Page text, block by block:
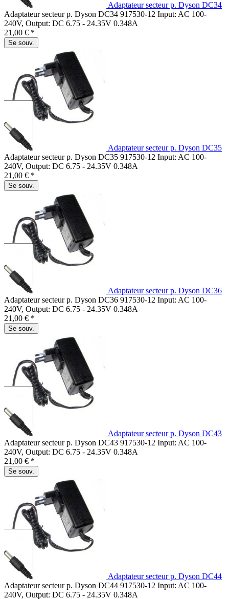
Adaptateur secteur p. Dyson DC34
Adaptateur secteur p. Dyson DC34 917530-12 Input: AC 100-
240V, Output: DC 6.75 - 24.35V 0.348A
21,00 € *
Se souv.
Adaptateur secteur p. Dyson DC35
Adaptateur secteur p. Dyson DC35 917530-12 Input: AC 100-
240V, Output: DC 6.75 - 24.35V 0.348A
21,00 € *
Se souv.
Adaptateur secteur p. Dyson DC36
Adaptateur secteur p. Dyson DC36 917530-12 Input: AC 100-
240V, Output: DC 6.75 - 24.35V 0.348A
21,00 € *
Se souv.
Adaptateur secteur p. Dyson DC43
Adaptateur secteur p. Dyson DC43 917530-12 Input: AC 100-
240V, Output: DC 6.75 - 24.35V 0.348A
21,00 € *
Se souv.
Adaptateur secteur p. Dyson DC44
Adaptateur secteur p. Dyson DC44 917530-12 Input: AC 100-
240V, Output: DC 6.75 - 24.35V 0.348A